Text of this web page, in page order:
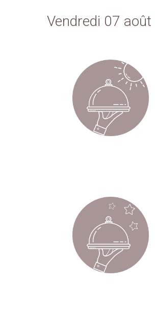
Vendredi 07 août